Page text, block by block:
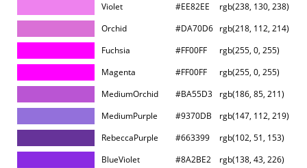
Violet
#EE82EE
rgb(238, 130, 238)
Orchid
#DA70D6 rgb(218, 112, 214)
Fuchsia
#FF00FF
rgb(255, 0, 255)
Magenta
#FF00FF
rgb(255, 0, 255)
MediumOrchid
#BA55D3
rgb(186, 85, 211)
MediumPurple
#9370DB
rgb(147, 112, 219)
RebeccaPurple
#663399
rgb(102, 51, 153)
BlueViolet
#8A2BE2
rgb(138, 43, 226)